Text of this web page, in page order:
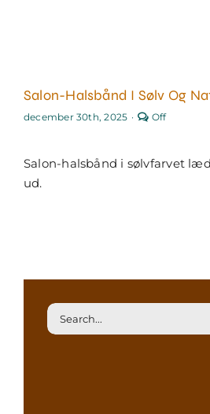
Salon-Halsbånd I Sølv Og
december 30th, 2025 · Off
halsbånd
Salon-halsbånd i sølvfarvet
ud.
Søg
efter: